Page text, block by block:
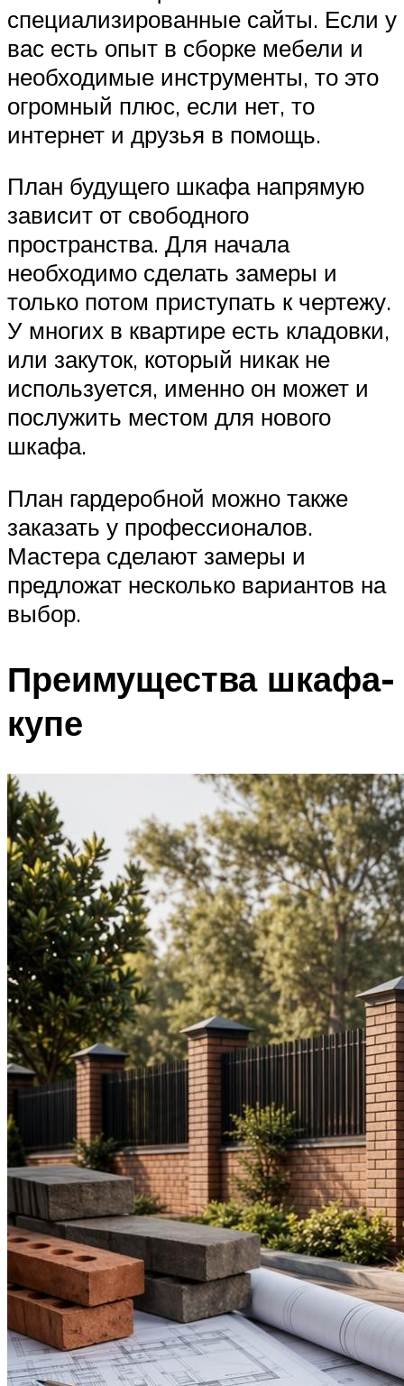
специализированные сайты. Если у
вас есть опыт в сборке мебели и
необходимые инструменты, то это
огромный плюс, если нет, то
интернет и друзья в помощь.
План будущего шкафа напрямую
зависит от свободного
пространства. Для начала
необходимо сделать замеры и
только потом приступать к чертежу.
У многих в квартире есть кладовки,
или закуток, который никак не
используется, именно он может и
послужить местом для нового
шкафа.
План гардеробной можно также
заказать у профессионалов.
Мастера сделают замеры и
предложат несколько вариантов на
выбор.
Преимущества шкафа-
купе